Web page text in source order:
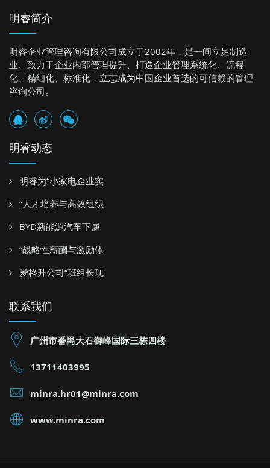
明睿简介
明睿企业管理咨询有限公司成立于2002年，是一间立足制造
业、致力于企业内部管理提升、打造企业管理系统化、流程
化、精细化、标准化，立志成为中国企业首选的可信赖的管理
咨询公司。
明睿动态
明睿为“小家电企业实
“人才培养与高效组织
BYD新能源汽车下属
“战略性薪酬与激励体
爱格升公司“班组长现
联系我们
广州市番禺大石御峰国际三栋四楼
13711403995
minra.hr01@minra.com
www.minra.com